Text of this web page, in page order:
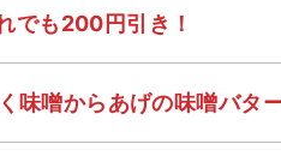
でも200円引き！
味噌からあげの味噌バタ